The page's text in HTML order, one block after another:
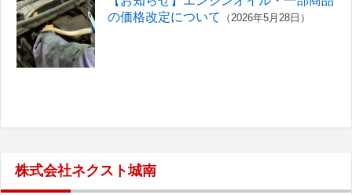
の価格改定について
（2026年5月28日）
株式会社ネクスト城南